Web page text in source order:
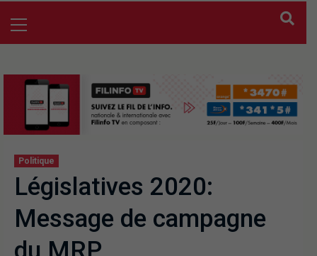
Politique
Législatives 2020:
Message de campagne